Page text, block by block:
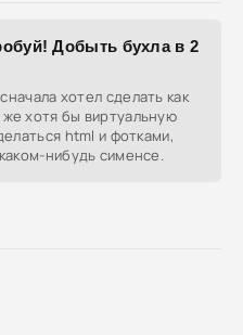
Добыть бухла в 2
хотел сделать как
хотя бы виртуальную
html и фотками,
нибудь сименсе.